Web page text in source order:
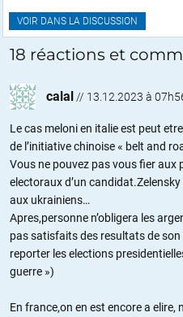
VOIR DANS LA DISCUSSION
18 réactions et
calal // 13.12.2023 à
Le cas meloni en italie est peut
de l’initiative chinoise « belt and
Vous ne pouvez pas vous fier
electoraux d’un
aux ukrainiens…
Apres,personne n’obligera les
pas satisfaits des resultats de
reporter les elections
guerre »)
En france,on en est encore a elire,